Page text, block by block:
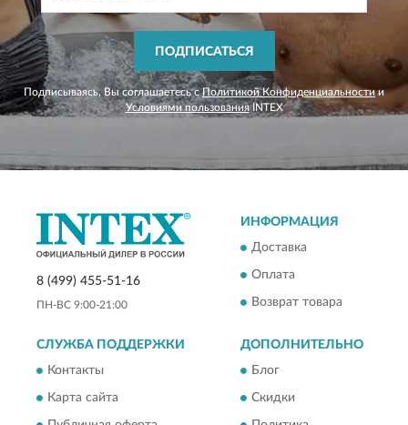
ПОДПИСАТЬСЯ
Подписываясь, Вы соглашаетесь сПолитикой Конфиденциальности и
Условиями пользованияINTEX
8 (499) 455-51-16
ПН-ВС 9:00-21:00
ИНФОРМАЦИЯ
Доставка
Оплата
Возврат товара
СЛУЖБА ПОДДЕРЖКИ
Контакты
Карта сайта
ДОПОЛНИТЕЛЬНО
Блог
Скидки